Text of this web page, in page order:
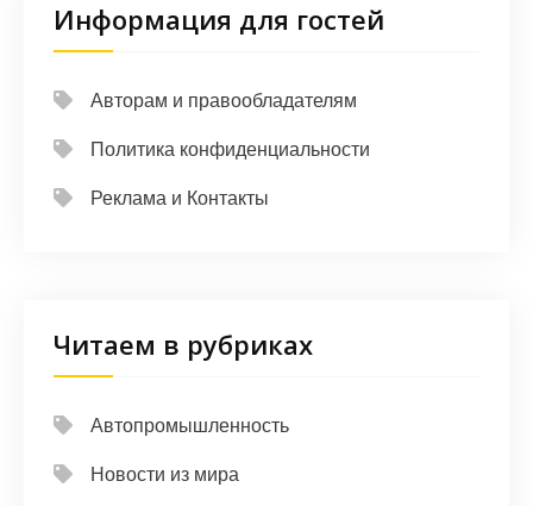
Информация для гостей
Авторам и правообладателям
Политика конфиденциальности
Реклама и Контакты
Читаем в рубриках
Автопромышленность
Новости из мира